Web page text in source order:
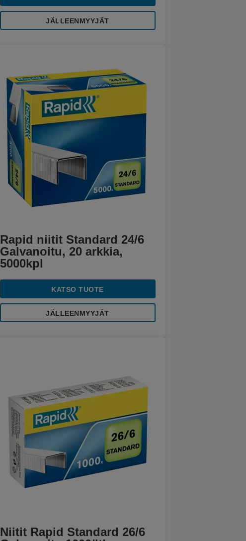
JÄLLEENMYYJÄT
Rapid niitit Standard 24/6
Galvanoitu, 20 arkkia,
5000kpl
KATSO TUOTE
JÄLLEENMYYJÄT
Niitit Rapid Standard 26/6